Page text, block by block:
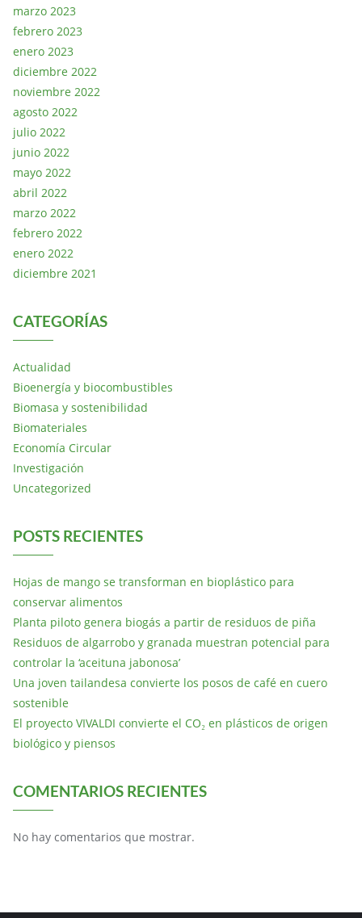
marzo 2023
febrero 2023
enero 2023
diciembre 2022
noviembre 2022
agosto 2022
julio 2022
junio 2022
mayo 2022
abril 2022
marzo 2022
febrero 2022
enero 2022
diciembre 2021
CATEGORÍAS
Actualidad
Bioenergía y biocombustibles
Biomasa y sostenibilidad
Biomateriales
Economía Circular
Investigación
Uncategorized
POSTS RECIENTES
Hojas de mango se transforman en bioplástico para
conservar alimentos
Planta piloto genera biogás a partir de residuos de piña
Residuos de algarrobo y granada muestran potencial para
controlar la ‘aceituna jabonosa’
Una joven tailandesa convierte los posos de café en cuero
sostenible
El proyecto VIVALDI convierte el CO₂ en plásticos de origen
biológico y piensos
COMENTARIOS RECIENTES
No hay comentarios que mostrar.